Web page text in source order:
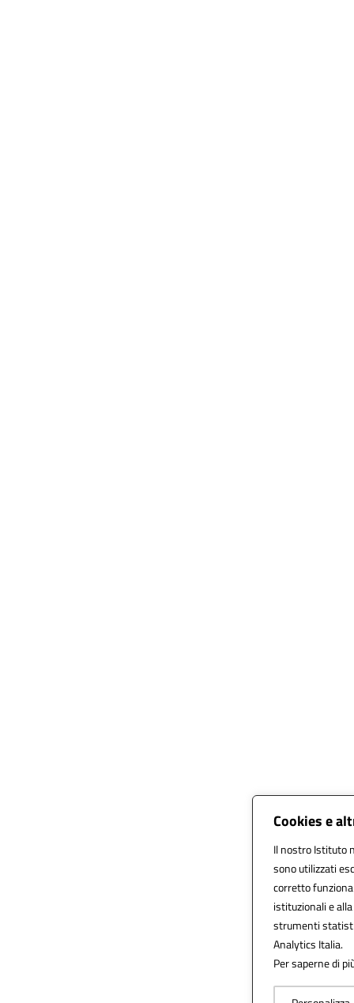
Cookies e
Il nostro Istituto
sono utilizzati
corretto
istituzionali e
strumenti
Analytics Italia.
Per saperne di